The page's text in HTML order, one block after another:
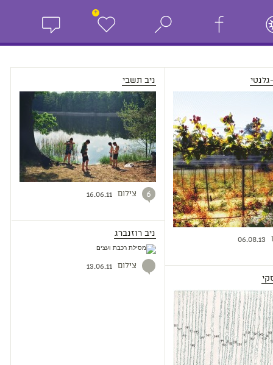
+
06.08.13
ניב תשבי
6 צילום 16.06.11
ניב רוזנברג
צילום 13.06.11